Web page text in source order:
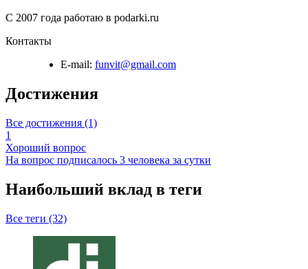
С 2007 года работаю в podarki.ru
Контакты
E-mail: funvit@gmail.com
Достижения
Все достижения (1)
1
Хороший вопрос
На вопрос подписалось 3 человека за сутки
Наибольший вклад в теги
Все теги (32)